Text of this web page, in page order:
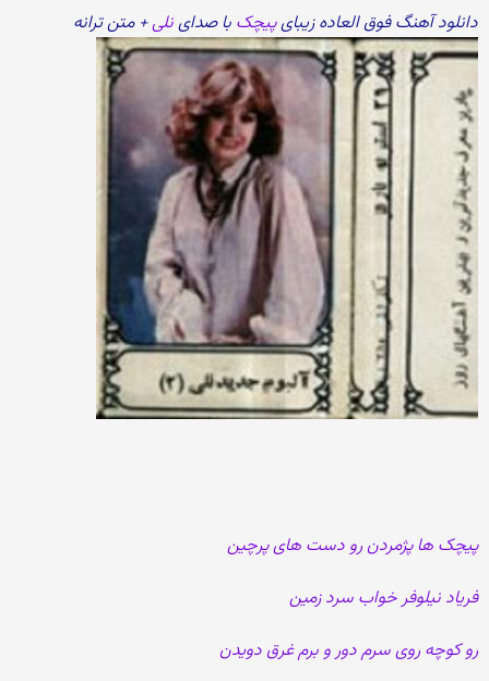
دانلود آهنگ فوق العاده زیبایپیچک با صداینلی+ متن ترانه
پیچک ها پژمردن رو دست های پرچین
فریاد نیلوفر خواب سرد زمین
رو کوچه روی سرم دور و برم غرق دویدن